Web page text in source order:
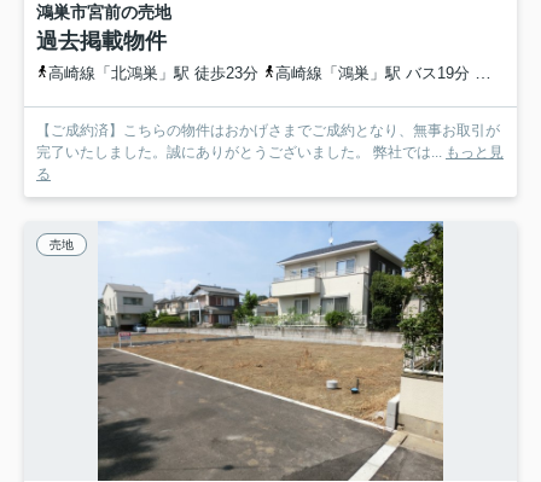
鴻巣市宮前の売地
過去掲載物件
高崎線「北鴻巣」駅 徒歩23分 高崎線「鴻巣」駅 バス19分 埼玉県鴻巣市「関東工業自動車大学校前」 停歩4分
【ご成約済】こちらの物件はおかげさまでご成約となり、無事お取引が
完了いたしました。誠にありがとうございました。 弊社では... もっと見
る
売地